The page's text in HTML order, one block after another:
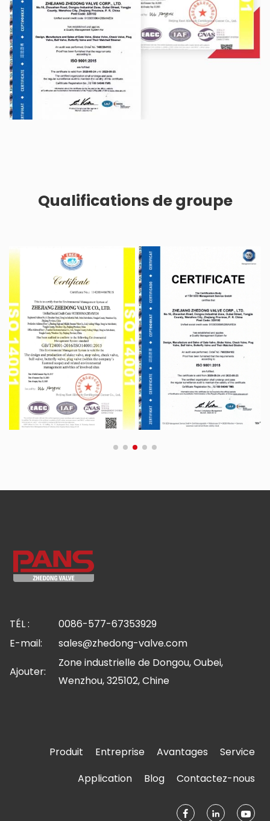
Qualifications de groupe
TÉL :
0086-577-67353929
E-mail:
sales@zhedong-valve.com
Ajouter:
Zone industrielle de Dongou, Oubei,
Wenzhou, 325102, Chine
Produit Entreprise Avantages
Service
Application
Blog Contactez-nous